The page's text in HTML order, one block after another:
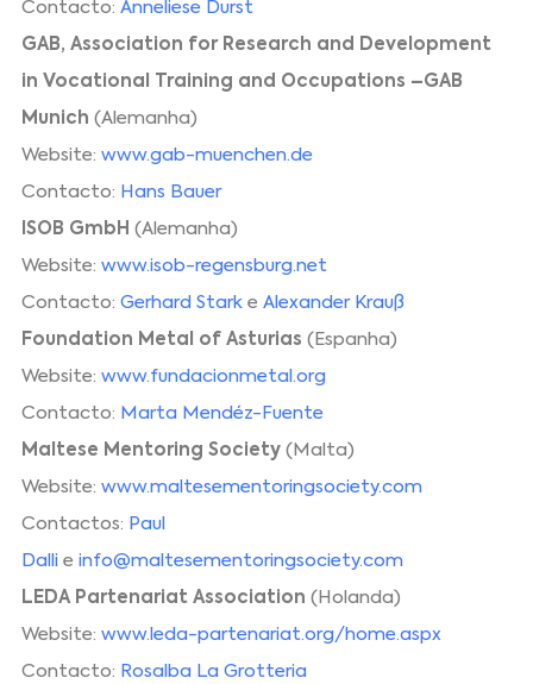
Contacto:Anneliese Durst
GAB, Association for Research and Development
in Vocational Training and Occupations –GAB
Munich (Alemanha)
Website:www.gab-muenchen.de
Contacto: Hans Bauer
ISOB GmbH (Alemanha)
Website:www.isob-regensburg.net
Contacto:Gerhard Stark eAlexander Krauß
Foundation Metal of Asturias (Espanha)
Website:www.fundacionmetal.org
Contacto: Marta Mendéz-Fuente
Maltese Mentoring Society (Malta)
Website:www.maltesementoringsociety.com
Contactos: Paul
Dalli einfo@maltesementoringsociety.com
LEDA Partenariat Association (Holanda)
Website:www.leda-partenariat.org/home.aspx
Contacto: Rosalba La Grotteria